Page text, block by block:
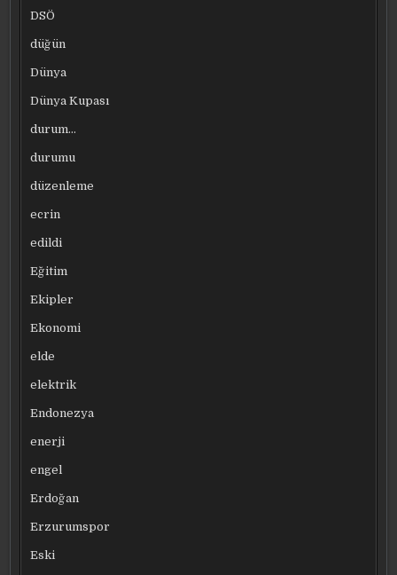
DSÖ
düğün
Dünya
Dünya Kupası
durum…
durumu
düzenleme
ecrin
edildi
Eğitim
Ekipler
Ekonomi
elde
elektrik
Endonezya
enerji
engel
Erdoğan
Erzurumspor
Eski